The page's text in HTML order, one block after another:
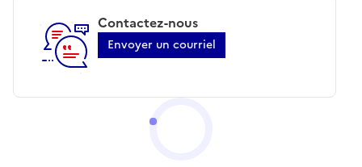
Contactez-nous
Envoyer un courriel